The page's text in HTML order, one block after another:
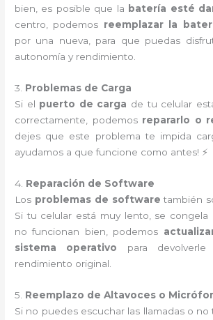
bien, es posible que la batería esté
centro, podemos reemplazar la
por una nueva, para que puedas
autonomía y rendimiento.
3. Problemas de Carga
Si el puerto de carga de tu celular
correctamente, podemos repararlo o
dejes que este problema te impida
ayudamos a que funcione como antes! ⚡
4. Reparación de Software
Los problemas de software también
Si tu celular está muy lento, se congela
no funcionan bien, podemos
sistema operativo para
rendimiento original.
5. Reemplazo de Altavoces o
Si no puedes escuchar las llamadas o no